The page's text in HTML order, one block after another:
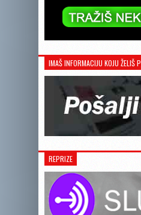
IMAŠ INFORMACIJU KOJU ŽELIŠ
REPRIZE